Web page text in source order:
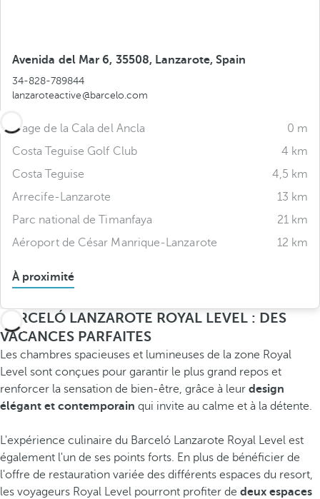
Avenida del Mar 6, 35508, Lanzarote, Spain
34-828-789844
lanzaroteactive@barcelo.com
Plage de la Cala del Ancla
0 m
Costa Teguise Golf Club
4 km
Costa Teguise
4,5 km
Arrecife-Lanzarote
13 km
Parc national de Timanfaya
21 km
Aéroport de César Manrique-Lanzarote
12 km
À proximité
BARCELÓ LANZAROTE ROYAL LEVEL : DES
VACANCES PARFAITES
Les chambres spacieuses et lumineuses de la zone Royal
Level sont conçues pour garantir le plus grand repos et
renforcer la sensation de bien-être, grâce à leur design
élégant et contemporain qui invite au calme et à la détente.
L'expérience culinaire du Barceló Lanzarote Royal Level est
également l'un de ses points forts. En plus de bénéficier de
l'offre de restauration variée des différents espaces du resort,
les voyageurs Royal Level pourront profiter de deux espaces